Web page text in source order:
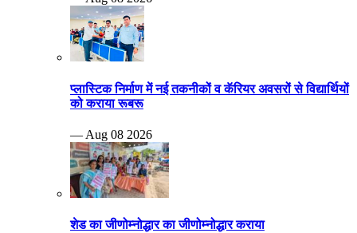
प्लास्टिक निर्माण में नई तकनीकों व कॅरियर अवसरों से विद्यार्थियों
को कराया रूबरू
— Aug 08 2026
शेड का जीणोम्नोद्धार का जीणोम्नोद्धार कराया